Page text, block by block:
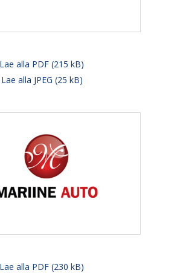
Lae alla PDF (215 kB)
Lae alla JPEG (25 kB)
Lae alla PDF (230 kB)